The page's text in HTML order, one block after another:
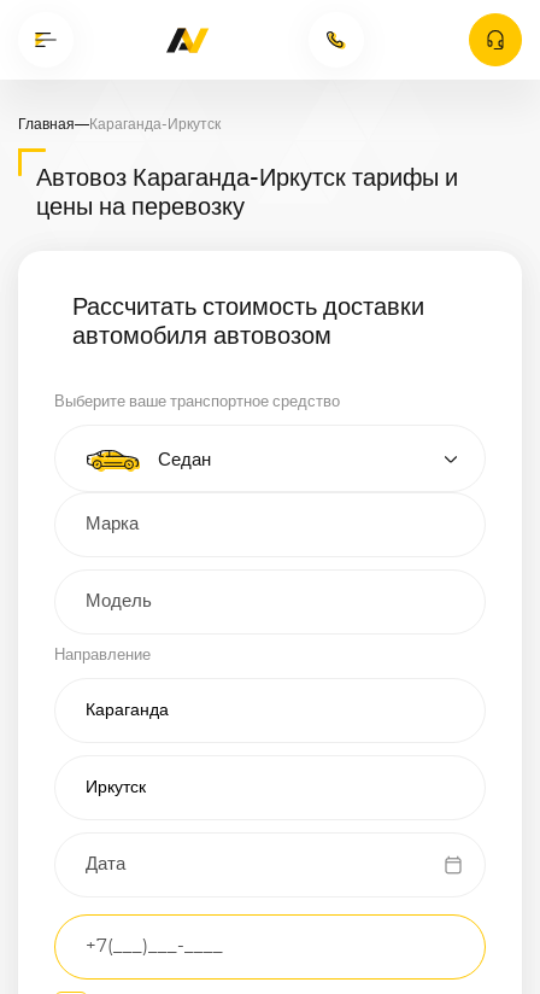
Главная—Караганда-Иркутск
Автовоз Караганда-Иркутск тарифы и
цены на перевозку
Рассчитать стоимость доставки
автомобиля автовозом
Выберите ваше транспортное средство
Тип автомобиля
Седан
Кроссовер
Направление
Транспортное